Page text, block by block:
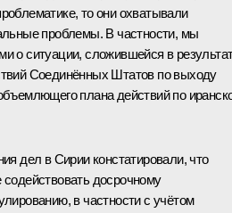
то они охватывали
проблемы. В частности, мы
о ситуации, сложившейся в
Соединённых Штатов по выходу
плана действий по
дел в Сирии констатировали, что
досрочному
в частности с учётом